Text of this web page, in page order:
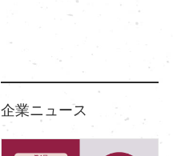
企業ニュース